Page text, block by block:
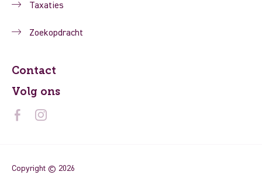
Taxaties
Zoekopdracht
Contact
Volg ons
Copyright © 2026